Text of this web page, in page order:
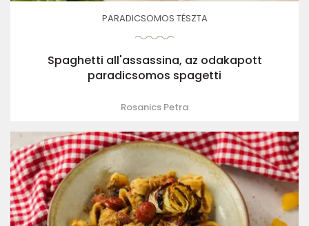
PARADICSOMOS TÉSZTA
Spaghetti all'assassina, az odakapott
paradicsomos spagetti
Rosanics Petra